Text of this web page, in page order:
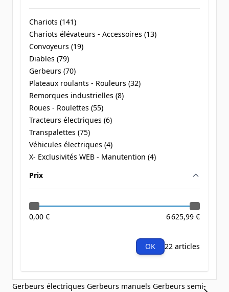
Chariots (141
products available
)
Chariots élévateurs - Accessoires (13
products available
)
Convoyeurs (19
products available
)
Diables (79
products available
)
Gerbeurs (70
products available
)
Plateaux roulants - Rouleurs (32
products available
)
Remorques industrielles (8
products available
)
Roues - Roulettes (55
products available
)
Tracteurs électriques (6
products available
)
Transpalettes (75
products available)
Véhicules électriques (4
products available
)
X- Exclusivités WEB - Manutention (4
products available
)
Prix
0,00 € 6 625,99 €
OK 22 articles
Gerbeurs électriques Gerbeurs manuels Gerbeurs semi-